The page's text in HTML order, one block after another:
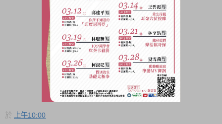
於 上午10:00